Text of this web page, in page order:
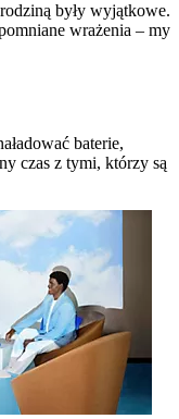
były wyjątkowe.
wrażenia – my
baterie,
czas z tymi, którzy są